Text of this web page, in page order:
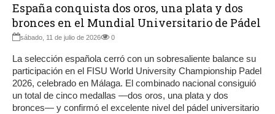
España conquista dos oros, una plata y dos
bronces en el Mundial Universitario de Pádel
sábado, 11 de julio de 2026 0
La selección española cerró con un sobresaliente balance su
participación en el FISU World University Championship Padel
2026, celebrado en Málaga. El combinado nacional consiguió
un total de cinco medallas —dos oros, una plata y dos
bronces— y confirmó el excelente nivel del pádel universitario